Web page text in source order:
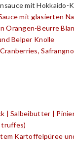
mit Hokkaido-
mit glasierten
Orangen-Beurre
Belper Knolle
| Salbeibutter |
truffes)
Kartoffelpüree